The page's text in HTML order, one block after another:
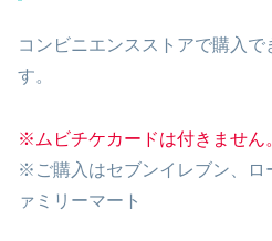
コンビニエンスストアで購入
す。
※ムビチケカードは付きません
※ご購入はセブンイレブン、ロ
ァミリーマート